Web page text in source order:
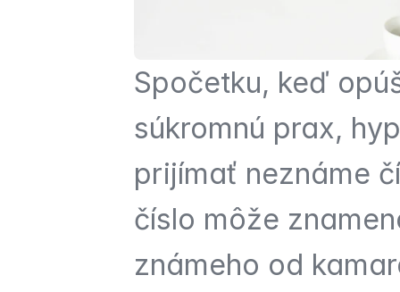
Spočetku, keď
súkromnú prax,
prijímať neznáme
číslo môže
známeho od